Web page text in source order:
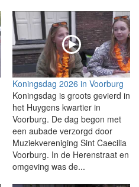
Koningsdag 2026 in Voorburg
Koningsdag is groots gevierd in
het Huygens kwartier in
Voorburg. De dag begon met
een aubade verzorgd door
Muziekvereniging Sint Caecilia
Voorburg. In de Herenstraat en
omgeving was de...